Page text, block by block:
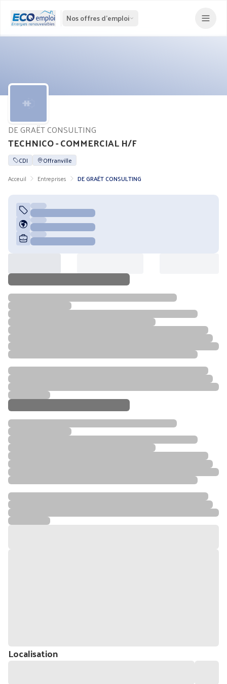
Nos offres d'emploi
TECHNICO - COMMERCIAL H/F
DE GRAËT CONSULTING
CDI
Offranville
Acceuil
Entreprises DE GRAËT CONSULTING
Localisation